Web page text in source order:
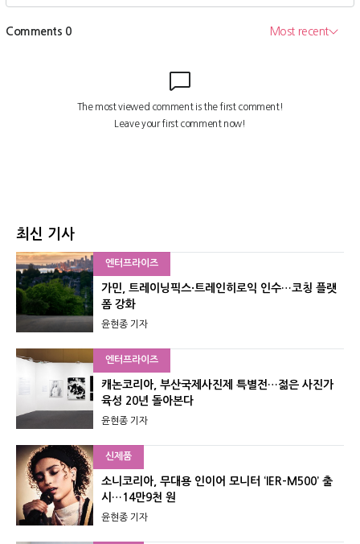
최신 기사
엔터프라이즈
가민, 트레이닝픽스·트레인히로익 인수…코칭 플랫
폼 강화
윤현종 기자
엔터프라이즈
캐논코리아, 부산국제사진제 특별전…젊은 사진가
육성 20년 돌아본다
윤현종 기자
신제품
소니코리아, 무대용 인이어 모니터 ‘IER-M500’ 출
시…14만9천 원
윤현종 기자